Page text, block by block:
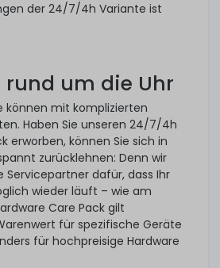
der 24/7/4h Variante ist
rund um die Uhr
können mit komplizierten
Haben Sie unseren 24/7/4h
erworben, können Sie sich in
zurücklehnen: Denn wir
Servicepartner dafür, dass Ihr
wieder läuft – wie am
Care Pack gilt
für spezifische Geräte
für hochpreisige Hardware